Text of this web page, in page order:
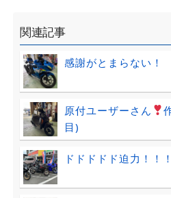
関連記事
感謝がとまらない！
原付ユーザーさん
目)
ドドドドド迫力！！！